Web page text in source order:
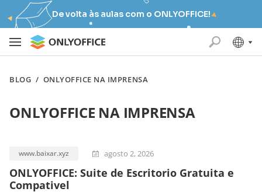
De volta às aulas com o ONLYOFFICE!
BLOG / ONLYOFFICE NA IMPRENSA
ONLYOFFICE NA IMPRENSA
www.baixar.xyz agosto 2, 2026
ONLYOFFICE: Suite de Escritorio Gratuita e
Compativel